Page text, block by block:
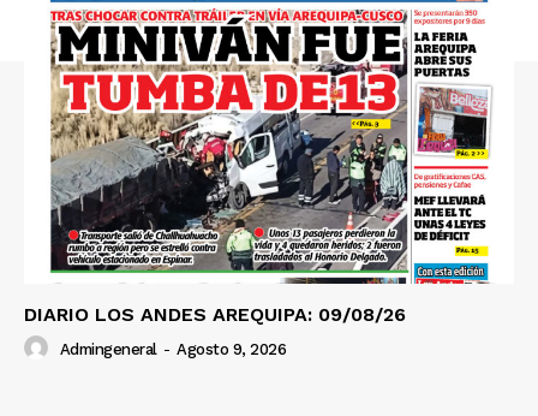
SUSCRIBETE
Diario los Andes
Nosotros
Contacto
DIARIO LOS ANDES AREQUIPA: 09/08/26
Admingeneral - Agosto 9, 2026